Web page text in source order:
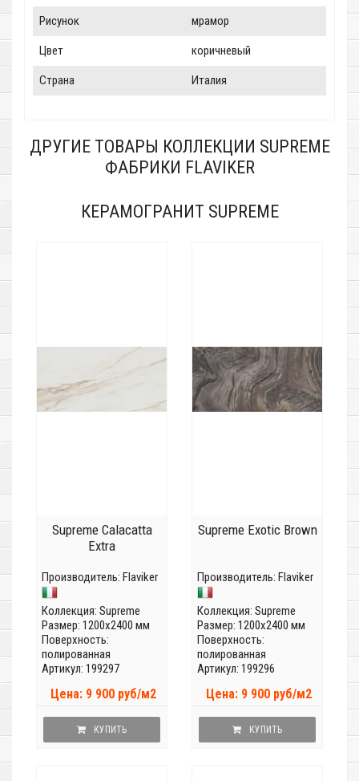
Рисунок мрамор
Цвет коричневый
Страна Италия
ДРУГИЕ ТОВАРЫ КОЛЛЕКЦИИ SUPREME
ФАБРИКИ FLAVIKER
КЕРАМОГРАНИТ SUPREME
Supreme Calacatta
Extra
Производитель: Flaviker
Коллекция: Supreme
Размер: 1200x2400 мм
Поверхность:
полированная
Артикул: 199297
Цена: 9 900 руб/м2
КУПИТЬ
Supreme Exotic Brown
Производитель: Flaviker
Коллекция: Supreme
Размер: 1200x2400 мм
Поверхность:
полированная
Артикул: 199296
Цена: 9 900 руб/м2
КУПИТЬ